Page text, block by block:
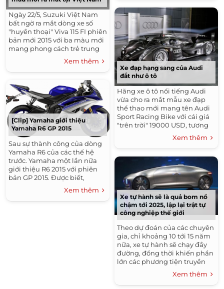
Ngày 22/5, Suzuki Việt Nam
bất ngờ ra mắt dòng xe số
"huyền thoại" Viva 115 FI phiên
bản mới 2015 với ba màu mới
mang phong cách trẻ trung
và thời trang hơn trong khi
động cơ và giá xe không thay
đổi. Suzuki...
Xem thêm
[Clip] Yamaha giới thiệu
Yamaha R6 GP 2015
Sau sự thành công của dòng
Yamaha R6 của các thế hệ
trước. Yamaha một lần nữa
giới thiệu R6 2015 với phiên
bản GP 2015. Được biết,
Yamaha R6 là dòng sportbike
nằm ở phân hạng 600 phân
khối, được mệnh...
Xem thêm
Xe đạp hạng sang của Audi
đắt như ô tô
Hãng xe ô tô nổi tiếng Audi
vừa cho ra mắt mẫu xe đạp
thể thao mới mang tên Audi
Sport Racing Bike với cái giá
"trên trời" 19000 USD, tương
đương khoảng 410 triệu
đồng. Tức là giá thành ngang
bằng với một...
Xem thêm
Xe tự hành sẽ là quả bom nổ
chậm tới 2025, lập lại trật tự
công nghiệp thế giới
Theo dự đoán của các chuyên
gia, chỉ khoảng 10 tới 15 năm
nữa, xe tự hành sẽ chạy đầy
đường, đồng thời khiến phần
lớn các phương tiện truyền
thống bị xóa sổ. Hầu hết
người dùng và các...
Xem thêm